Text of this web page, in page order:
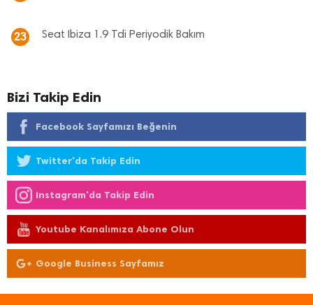
23 Seat Ibiza 1.9 Tdi Periyodik Bakım
Bizi Takip Edin
Facebook Sayfamızı Beğenin
Twitter'da Takip Edin
Instagram'da Takip Edin
Youtube Kanalımıza Abone Olun
Google Business Sayfamız